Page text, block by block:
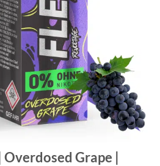
Grape |